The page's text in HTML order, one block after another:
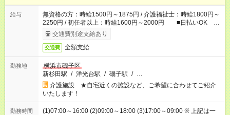
給与
無資格の方：時給1500円～1875円 / 介護福祉士：時給1800円～
2250円 / 初任者以上：時給1600円～2000円 ■日払いOK ■
日収例：1万2000円（時給1500円×8h）
交通費別途支給あり
交通費 全額支給
勤務地
横浜市磯子区
新杉田駅 / 洋光台駅 / 磯子駅 / …
介護施設 ★自宅近くの施設など、ご希望に合わせてご紹介
いたします！
勤務時間
(1)07:00～16:00 (2)09:00～18:00 (3)17:00～09:00 ※ 上記は一